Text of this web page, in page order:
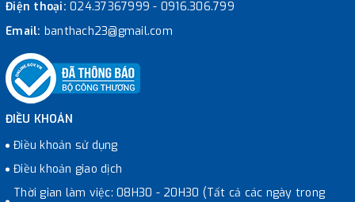
Điện thoại: 024.37367999 - 0916.306.799
Email: banthach23@gmail.com
ĐIỀU KHOẢN
Điều khoản sử dụng
Điều khoản giao dịch
Thời gian làm việc: 08H30 - 20H30 (Tất cả các ngày trong